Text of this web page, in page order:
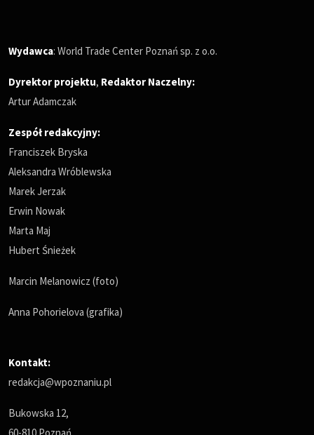
Wydawca: World Trade Center Poznań sp. z o.o.
Dyrektor projektu, Redaktor Naczelny:
Artur Adamczak
Zespół redakcyjny:
Franciszek Bryska
Aleksandra Wróblewska
Marek Jerzak
Erwin Nowak
Marta Maj
Hubert Śnieżek
Marcin Melanowicz (foto)
Anna Pohorielova (grafika)
Kontakt:
redakcja@wpoznaniu.pl
Bukowska 12,